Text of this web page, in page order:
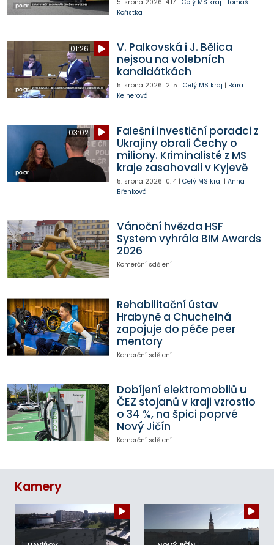
5. srpna 2026 14:17 | Celý MS kraj | Tomáš
Kořistka
01:26
V. Palkovská i J. Bělica
nejsou na volebních
kandidátkách
5. srpna 2026 12:15 | Celý MS kraj | Bára
Kelnerová
03:02
Falešní investiční poradci z
Ukrajiny obrali Čechy o
miliony. Kriminalisté z MS
kraje zasahovali v Kyjevě
5. srpna 2026 10:14| Celý MS kraj | Anna
Břenková
Vánoční hvězda HSF
System vyhrála BIM Awards
2026
Komerční sdělení
Rehabilitační ústav
Hrabyně a Chuchelná
zapojuje do péče peer
mentory
Komerční sdělení
Dobíjení elektromobilů u
ČEZ stojanů v kraji vzrostlo
o 34 %, na špici poprvé
Nový Jičín
Komerční sdělení
Kamery